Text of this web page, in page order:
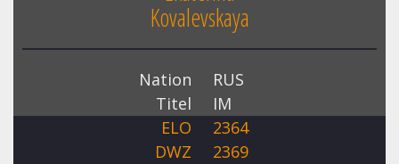
Kovalevskaya
Nation
RUS
Titel
IM
ELO
2364
DWZ
2369